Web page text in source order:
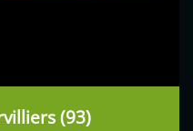
(93)